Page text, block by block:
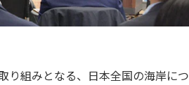
り組みとなる、日本全国の海岸につ